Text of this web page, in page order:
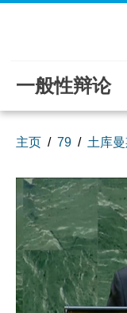
欢迎来到联合国
一般性辩论
主页 79 土库曼